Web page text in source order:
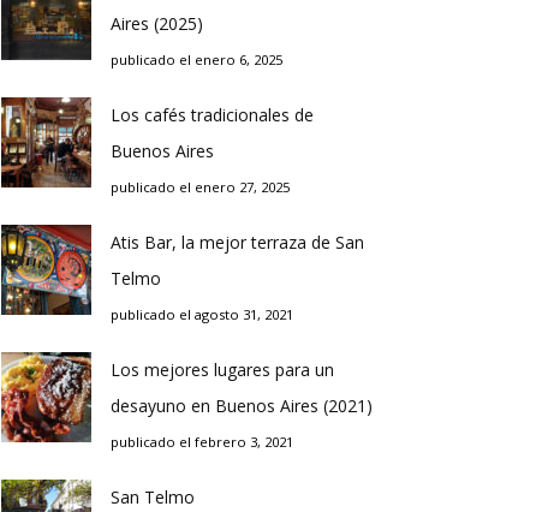
Aires (2025)
publicado el enero 6, 2025
Los cafés tradicionales de
Buenos Aires
publicado el enero 27, 2025
Atis Bar, la mejor terraza de San
Telmo
publicado el agosto 31, 2021
Los mejores lugares para un
desayuno en Buenos Aires (2021)
publicado el febrero 3, 2021
San Telmo